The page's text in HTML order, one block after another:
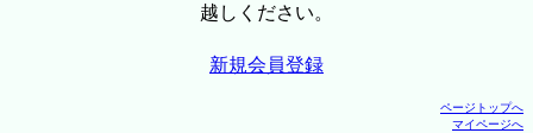
越しください。
新規会員登録
ページトップへ
マイページへ